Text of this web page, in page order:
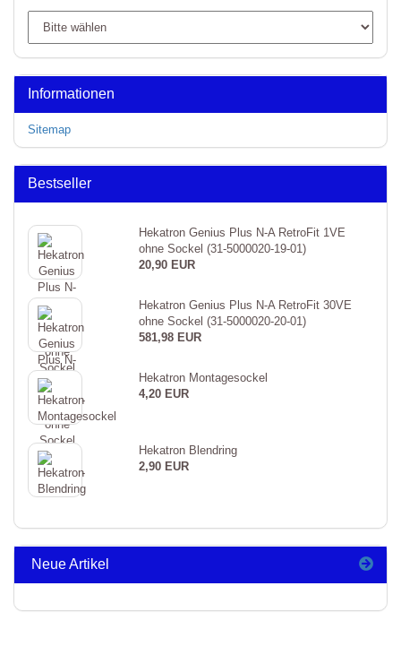
Informationen
Sitemap
Bestseller
Hekatron Genius Plus N-A RetroFit 1VE
ohne Sockel (31-5000020-19-01)
20,90 EUR
Hekatron Genius Plus N-A RetroFit 30VE
ohne Sockel (31-5000020-20-01)
581,98 EUR
Hekatron Montagesockel
4,20 EUR
Hekatron Blendring
2,90 EUR
Neue Artikel